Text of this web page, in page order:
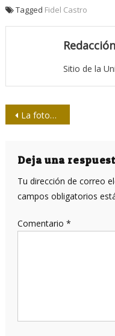
Tagged Fidel Castro
Sitio de la
Navegación
entradas
La fotografía de Fidel en la fachada de la Biblioteca Nacional
Deja una
Tu dirección de correo
campos obligatorios
Comentario *